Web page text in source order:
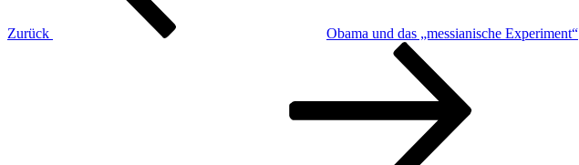
Zurück
Obama und das „messianische Experiment“